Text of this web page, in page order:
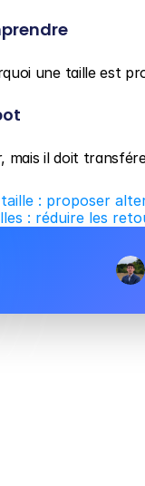
une taille est
mais il doit
: proposer
: réduire les